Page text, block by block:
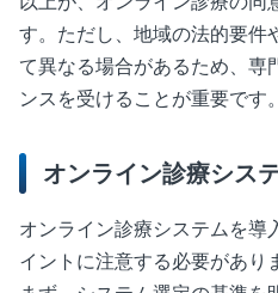
す。ただし、地域の法的要件
て異なる場合があるため、専
ンスを受けることが重要です。
オンライン診療シス
オンライン診療システムを導
イントに注意する必要があり